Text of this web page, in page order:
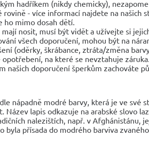
hadříkem (nikdy chemicky),
rovině - více informací najdete na našich
ho mimo dosah dětí.
mají nosit, musí být vidět a užívejte si
všech doporučení, mohou být na
(oděrky, škrábance, ztráta/změna
opotřebení, na které se nevztahuje
našich doporučení šperkům zachováte
nápadně modré barvy, která je ve své
Název lapis odkazuje na arabské slovo
nalezištích, např. v Afghánistánu,
byla přísada do modrého barviva